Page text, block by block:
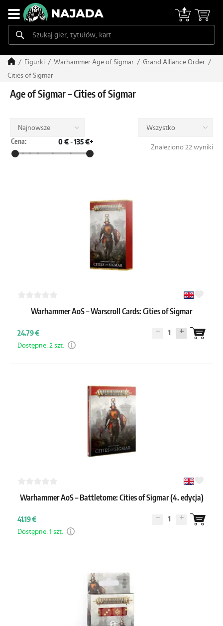
Figurki Warhammer Age of Sigmar
Grand Alliance Order
Cities of Sigmar
Age of Sigmar – Cities of Sigmar
Najnowsze
Wszystko
Cena:
0 € - 135 €+
Znaleziono 22 wyniki
Warhammer AoS – Warscroll Cards: Cities of Sigmar
24.79 € 1
Dostępne: 2 szt.
Warhammer AoS – Battletome: Cities of Sigmar (4. edycja)
41.19 € 1
Dostępne: 1 szt.